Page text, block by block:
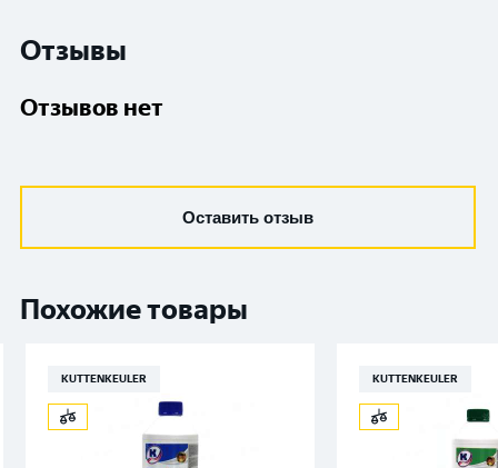
Отзывы
Отзывов нет
Оставить отзыв
Похожие товары
KUTTENKEULER KUTTENKEULER